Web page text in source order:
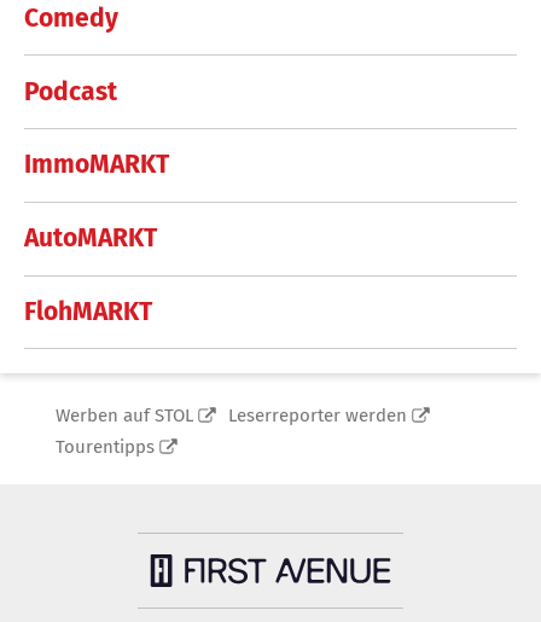
Comedy
Podcast
ImmoMARKT
AutoMARKT
FlohMARKT
Werben auf STOL
Leserreporter werden
Tourentipps